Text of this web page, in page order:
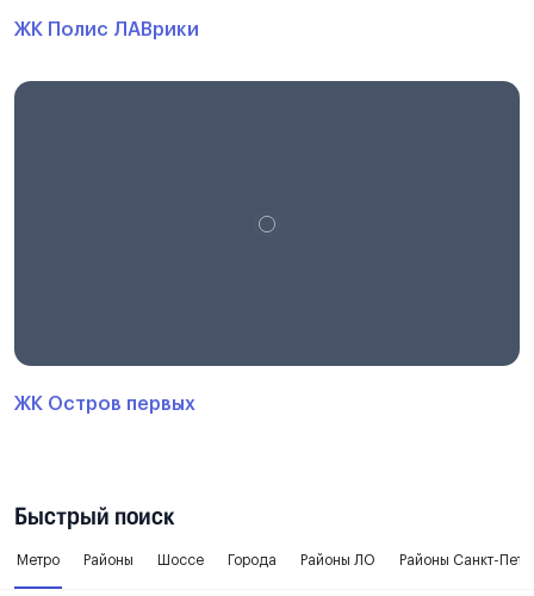
ЖК Полис ЛАВрики
ЖК Остров первых
Быстрый поиск
Метро Районы Шоссе Города Районы ЛО Районы Санкт-